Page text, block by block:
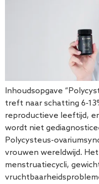
Inhoudsopgave
treft naar schatting 6-
reproductieve leeftijd,
wordt niet
Polycysteus-
vrouwen wereldwijd.
menstruatiecycli,